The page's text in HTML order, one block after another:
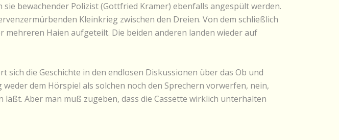
bewachender Polizist (Gottfried Kramer) ebenfalls angespült werden.
Kleinkrieg zwischen den Dreien. Von dem schließlich
Haien aufgeteilt. Die beiden anderen landen wieder auf
die Geschichte in den endlosen Diskussionen über das Ob und
dem Hörspiel als solchen noch den Sprechern vorwerfen, nein,
Aber man muß zugeben, dass die Cassette wirklich unterhalten